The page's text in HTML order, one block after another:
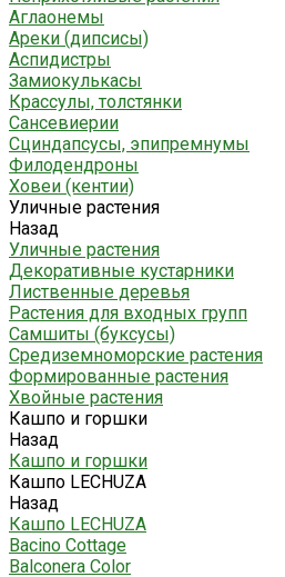
Аглаонемы
Ареки (дипсисы)
Аспидистры
Замиокулькасы
Крассулы, толстянки
Сансевиерии
Сциндапсусы, эпипремнумы
Филодендроны
Ховеи (кентии)
Уличные растения
Назад
Уличные растения
Декоративные кустарники
Лиственные деревья
Растения для входных групп
Самшиты (буксусы)
Средиземноморские растения
Формированные растения
Хвойные растения
Кашпо и горшки
Назад
Кашпо и горшки
Кашпо LECHUZA
Назад
Кашпо LECHUZA
Bacino Cottage
Balconera Color